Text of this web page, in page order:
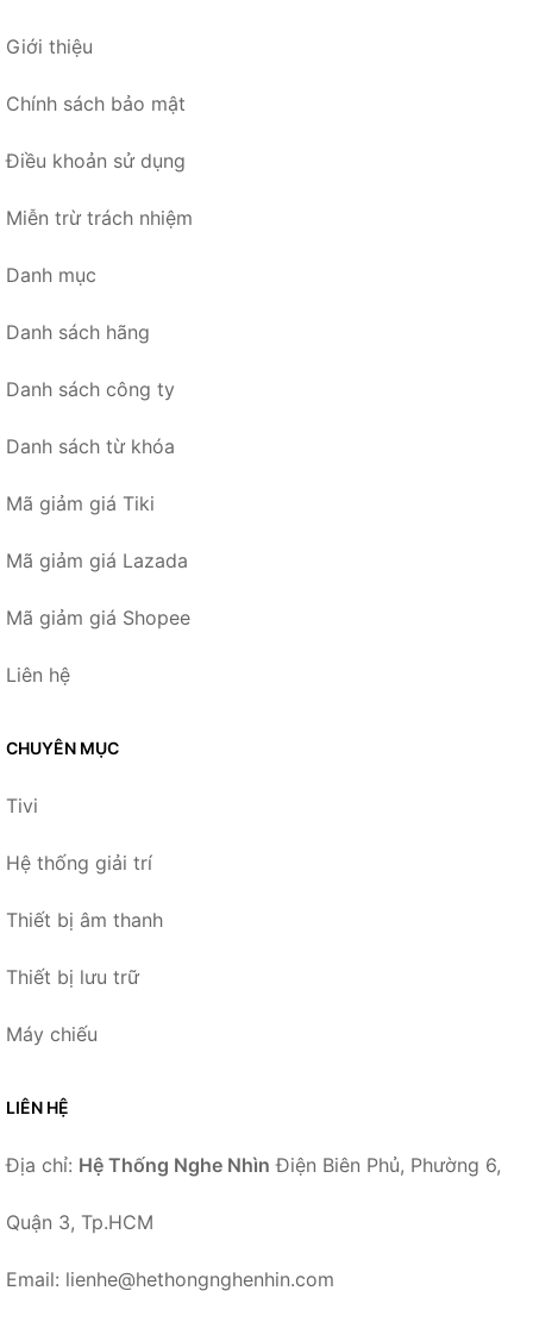
Giới thiệu
Chính sách bảo mật
Điều khoản sử dụng
Miễn trừ trách nhiệm
Danh mục
Danh sách hãng
Danh sách công ty
Danh sách từ khóa
Mã giảm giá Tiki
Mã giảm giá Lazada
Mã giảm giá Shopee
Liên hệ
CHUYÊN MỤC
Tivi
Hệ thống giải trí
Thiết bị âm thanh
Thiết bị lưu trữ
Máy chiếu
LIÊN HỆ
Địa chỉ: Hệ Thống Nghe Nhìn Điện Biên Phủ, Phường 6,
Quận 3, Tp.HCM
Email: lienhe@hethongnghenhin.com